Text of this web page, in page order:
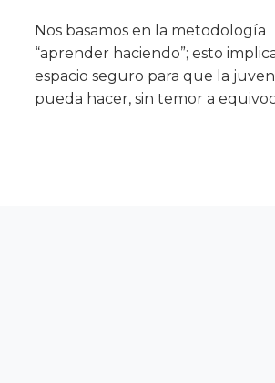
Nos basamos en la metodología
“aprender haciendo”; esto
espacio seguro para que la
pueda hacer, sin temor a